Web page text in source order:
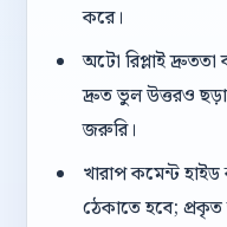
করে।
অটো রিপ্লাই
দ্রুত ভুল উত্তরও
জরুরি।
খারাপ কমেন্ট
ঠেকাতে হবে; প্রকৃত